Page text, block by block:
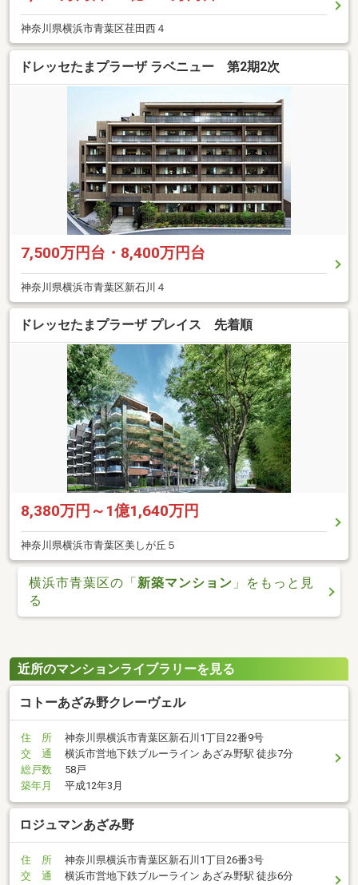
神奈川県横浜市青葉区荏田西４
ドレッセたまプラーザ ラベニュー 第2期2次
7,500万円台・8,400万円台
神奈川県横浜市青葉区新石川４
ドレッセたまプラーザ プレイス 先着順
8,380万円～1億1,640万円
神奈川県横浜市青葉区美しが丘５
横浜市青葉区の「新築マンション 」をもっと見
る
近所のマンションライブラリーを見る
コトーあざみ野クレーヴェル
住 所
神奈川県横浜市青葉区新石川1丁目22番9号
交 通
横浜市営地下鉄ブルーライン あざみ野駅 徒歩7分
総戸数
58戸
築年月
平成12年3月
ロジュマンあざみ野
住 所
神奈川県横浜市青葉区新石川1丁目26番3号
交 通
横浜市営地下鉄ブルーライン あざみ野駅 徒歩6分